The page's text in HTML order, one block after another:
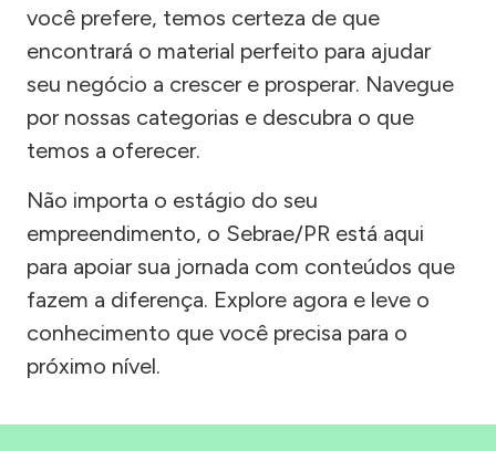
você prefere, temos certeza de que
encontrará o material perfeito para ajudar
seu negócio a crescer e prosperar. Navegue
por nossas categorias e descubra o que
temos a oferecer.
Não importa o estágio do seu
empreendimento, o Sebrae/PR está aqui
para apoiar sua jornada com conteúdos que
fazem a diferença. Explore agora e leve o
conhecimento que você precisa para o
próximo nível.